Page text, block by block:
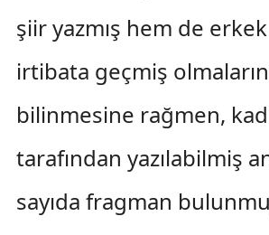
şiir yazmış hem de
irtibata geçmiş
bilinmesine rağmen,
tarafından yazılabilmiş
sayıda fragman